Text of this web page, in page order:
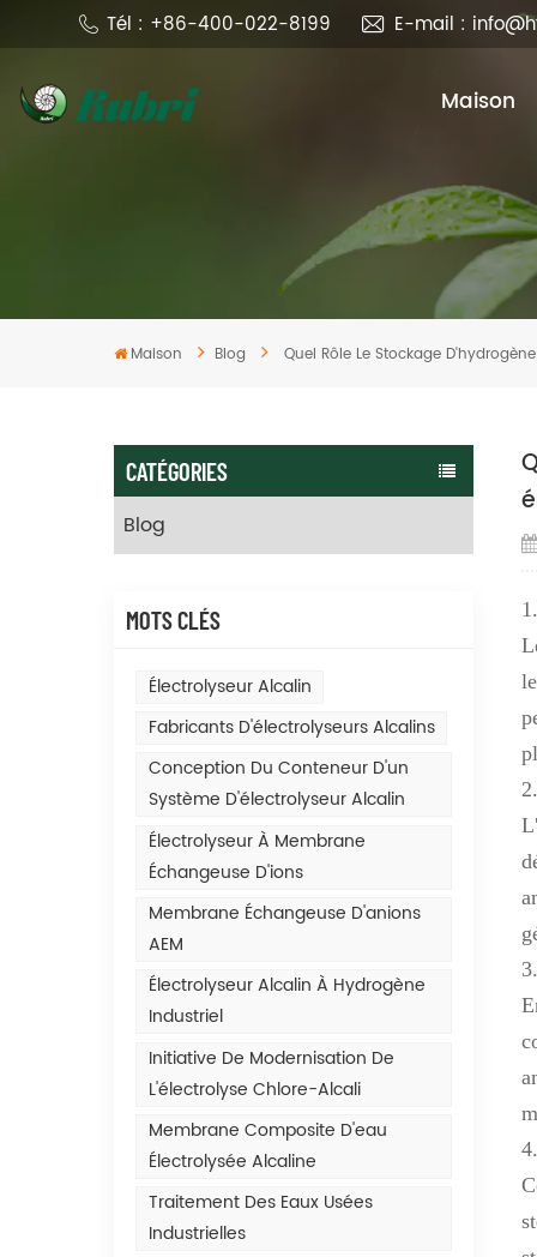
Tél : +86-400-022-8199 E-mail :
Maison
Maison Blog Quel Rôle Le Stockage
CATÉGORIES
Blog
MOTS CLÉS
Électrolyseur Alcalin
Fabricants D'électrolyseurs Alcalins
Conception Du Conteneur D'un
Système D'électrolyseur Alcalin
Électrolyseur À Membrane
Échangeuse D'ions
Membrane Échangeuse D'anions
AEM
Électrolyseur Alcalin À Hydrogène
Industriel
Initiative De Modernisation De
L'électrolyse Chlore-Alcali
Membrane Composite D'eau
Électrolysée Alcaline
Traitement Des Eaux Usées
Industrielles